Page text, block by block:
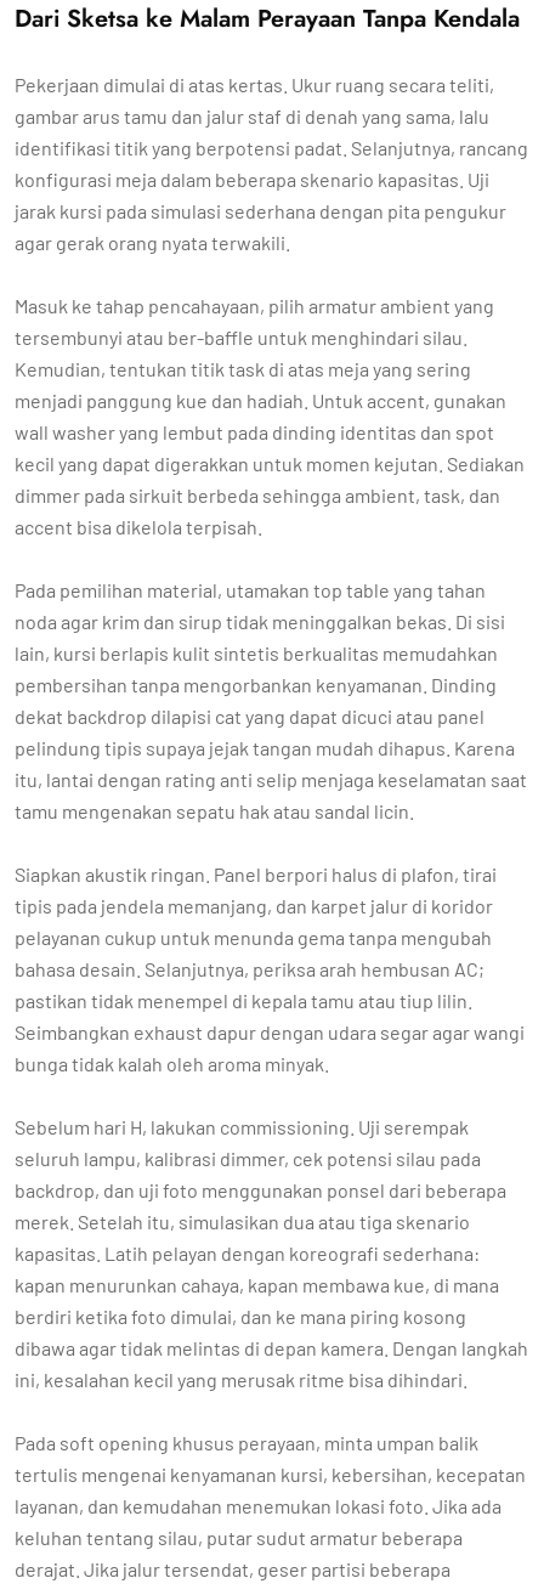
Dari Sketsa ke Malam Perayaan Tanpa Kendala
Pekerjaan dimulai di atas kertas. Ukur ruang secara teliti,
gambar arus tamu dan jalur staf di denah yang sama, lalu
identifikasi titik yang berpotensi padat. Selanjutnya, rancang
konfigurasi meja dalam beberapa skenario kapasitas. Uji
jarak kursi pada simulasi sederhana dengan pita pengukur
agar gerak orang nyata terwakili.
Masuk ke tahap pencahayaan, pilih armatur ambient yang
tersembunyi atau ber-baffle untuk menghindari silau.
Kemudian, tentukan titik task di atas meja yang sering
menjadi panggung kue dan hadiah. Untuk accent, gunakan
wall washer yang lembut pada dinding identitas dan spot
kecil yang dapat digerakkan untuk momen kejutan. Sediakan
dimmer pada sirkuit berbeda sehingga ambient, task, dan
accent bisa dikelola terpisah.
Pada pemilihan material, utamakan top table yang tahan
noda agar krim dan sirup tidak meninggalkan bekas. Di sisi
lain, kursi berlapis kulit sintetis berkualitas memudahkan
pembersihan tanpa mengorbankan kenyamanan. Dinding
dekat backdrop dilapisi cat yang dapat dicuci atau panel
pelindung tipis supaya jejak tangan mudah dihapus. Karena
itu, lantai dengan rating anti selip menjaga keselamatan saat
tamu mengenakan sepatu hak atau sandal licin.
Siapkan akustik ringan. Panel berpori halus di plafon, tirai
tipis pada jendela memanjang, dan karpet jalur di koridor
pelayanan cukup untuk menunda gema tanpa mengubah
bahasa desain. Selanjutnya, periksa arah hembusan AC;
pastikan tidak menempel di kepala tamu atau tiup lilin.
Seimbangkan exhaust dapur dengan udara segar agar wangi
bunga tidak kalah oleh aroma minyak.
Sebelum hari H, lakukan commissioning. Uji serempak
seluruh lampu, kalibrasi dimmer, cek potensi silau pada
backdrop, dan uji foto menggunakan ponsel dari beberapa
merek. Setelah itu, simulasikan dua atau tiga skenario
kapasitas. Latih pelayan dengan koreografi sederhana:
kapan menurunkan cahaya, kapan membawa kue, di mana
berdiri ketika foto dimulai, dan ke mana piring kosong
dibawa agar tidak melintas di depan kamera. Dengan langkah
ini, kesalahan kecil yang merusak ritme bisa dihindari.
Pada soft opening khusus perayaan, minta umpan balik
tertulis mengenai kenyamanan kursi, kebersihan, kecepatan
layanan, dan kemudahan menemukan lokasi foto. Jika ada
keluhan tentang silau, putar sudut armatur beberapa
derajat. Jika jalur tersendat, geser partisi beberapa